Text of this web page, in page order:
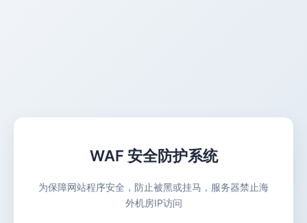
WAF 安全防护系统
为保障网站程序安全，防止被黑或挂马，服务器禁止海
外机房IP访问